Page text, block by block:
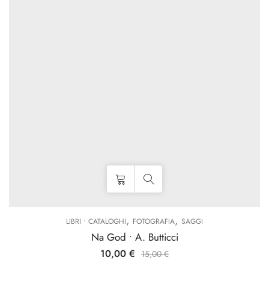
LIBRI • CATALOGHI, FOTOGRAFIA, SAGGI
Na God • A. Butticci
10,00 € 15,00€